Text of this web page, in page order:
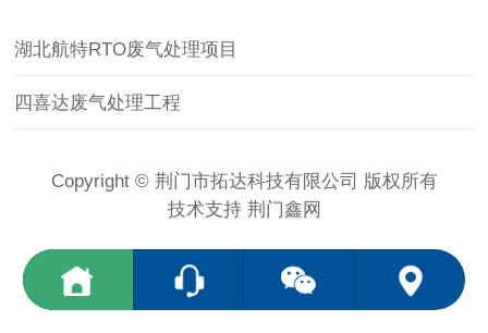
湖北航特RTO废气处理项目
四喜达废气处理工程
Copyright © 荆门市拓达科技有限公司 版权所有
技术支持 荆门鑫网